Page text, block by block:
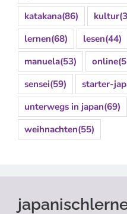
katakana(86) kultur
lernen(68) lesen(44)
manuela(53) online
sensei(59) starter-
unterwegs in japan(69)
weihnachten(55)